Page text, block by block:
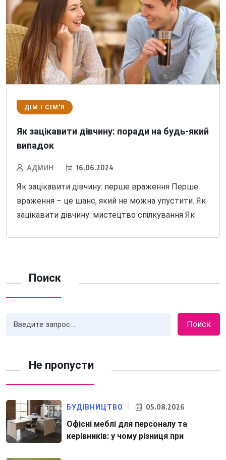
ДІМ І СІМ'Я
Як зацікавити дівчину: поради на будь-який
випадок
АДМИН 16.06.2024
Як зацікавити дівчину: перше враження Перше
враження – це шанс, який не можна упустити. Як
зацікавити дівчину: мистецтво спілкування Як
Поиск
Поиск
Не пропусти
БУДІВНИЦТВО 05.08.2026
Офісні меблі для персоналу та
керівників: у чому різниця при